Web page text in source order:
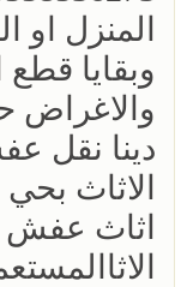
المنزل او
وبقايا قطع
والاغراض
دينا نقل
الاثاث
اثاث